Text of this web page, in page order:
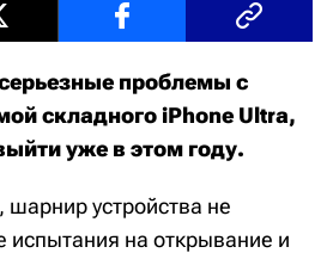
проблемы с
складного iPhone Ultra,
уже в этом году.
устройства не
на открывание и